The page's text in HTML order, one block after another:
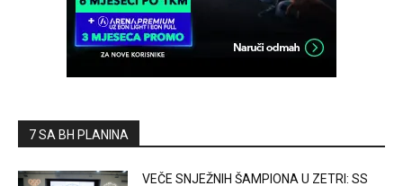
7 SA BH PLANINA
VEČE SNJEŽNIH ŠAMPIONA U ZETRI: SS